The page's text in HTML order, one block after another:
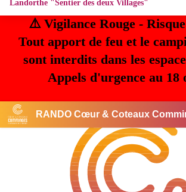
⚠️ Vigilance Rouge -
Tout apport de feu et le
sont interdits dans les
Appels d'urgence au 18
RANDO Cœur & Coteaux
Landorthe "Sentier des deux Villages"